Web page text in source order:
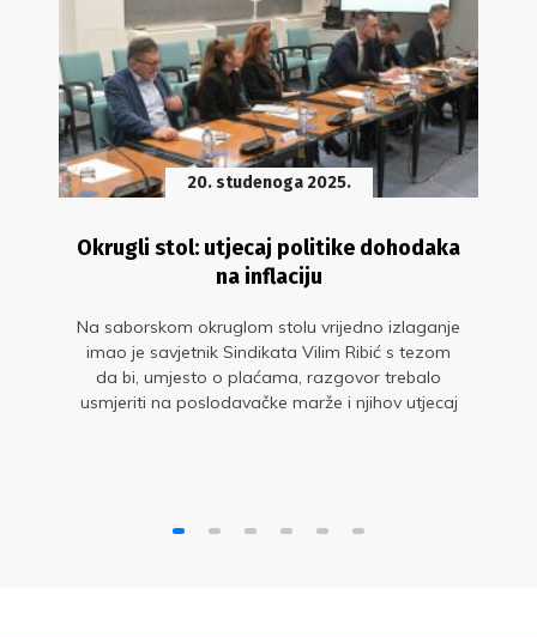
20. studenoga 2025.
Okrugli stol: utjecaj politike dohodaka
na inflaciju
Na saborskom okruglom stolu vrijedno izlaganje
imao je savjetnik Sindikata Vilim Ribić s tezom
da bi, umjesto o plaćama, razgovor trebalo
usmjeriti na poslodavačke marže i njihov utjecaj